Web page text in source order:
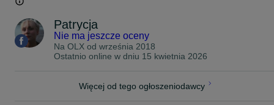
Patrycja
Nie ma jeszcze oceny
Na OLX od września 2018
Ostatnio online w dniu 15 kwietnia 2026
Więcej od tego ogłoszeniodawcy